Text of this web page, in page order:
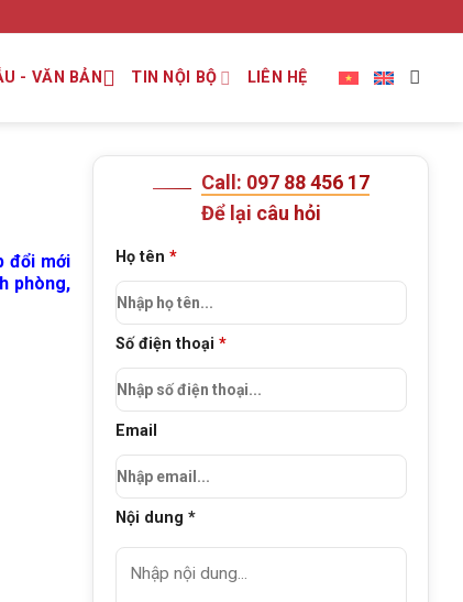
- VĂN BẢN TIN NỘI BỘ LIÊN HỆ
đổi mới
phòng,
Call: 097 88 456 17
Để lại câu hỏi
Họ tên*
Số điện thoại*
Email
Nội dung *